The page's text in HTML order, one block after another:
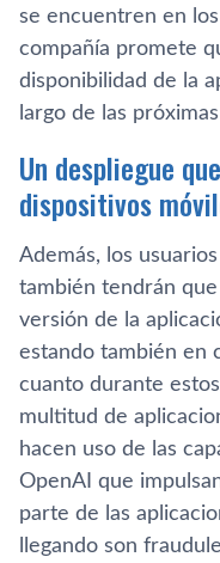
se encuentren en
compañía promete
disponibilidad de la
largo de las
Un despliegue
dispositivos
Además, los
también tendrán
versión de la
estando también en
cuanto durante
multitud de
hacen uso de las
OpenAI que
parte de las
llegando son